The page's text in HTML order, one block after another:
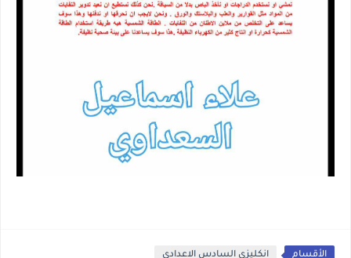
الأقسام انكليزي السادس الاعدادي